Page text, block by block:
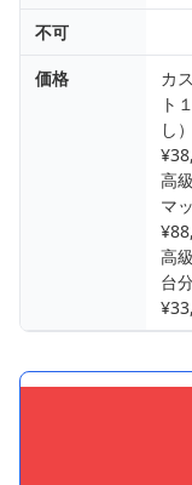
不可
価格
カ
ト
し）
高
マ
高
台